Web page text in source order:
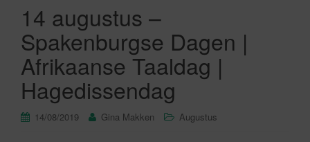
14 augustus –
Spakenburgse Dagen |
Afrikaanse Taaldag |
Hagedissendag
14/08/2019 Gina Makken Augustus